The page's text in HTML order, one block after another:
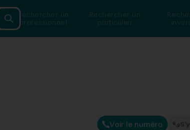
Rechercher un
professionnel
Rechercher un
particulier
Voir le numéro